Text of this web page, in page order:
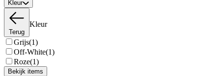
Kleur
Terug
Kleur
Grijs(1)
Off-White(1)
Roze(1)
Bekijk items